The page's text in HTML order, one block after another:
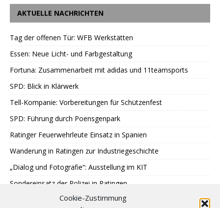
Cookie-Zustimmung
AKTUELLE NACHRICHTEN
Tag der offenen Tür: WFB Werkstätten
Essen: Neue Licht- und Farbgestaltung
Fortuna: Zusammenarbeit mit adidas und 11teamsports
SPD: Blick in Klärwerk
Tell-Kompanie: Vorbereitungen für Schützenfest
SPD: Führung durch Poensgenpark
Ratinger Feuerwehrleute Einsatz in Spanien
Wanderung in Ratingen zur Industriegeschichte
„Dialog und Fotografie“: Ausstellung im KIT
Sondereinsatz der Polizei in Ratingen
Erstes Urteil gegen Betrügerbande